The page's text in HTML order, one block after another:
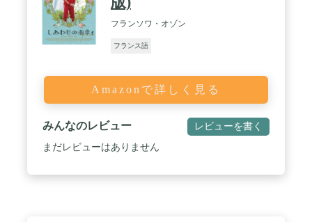
フランソワ・オゾン
フランス語
Amazonで詳しく見る
みんなのレビュー レビューを書く
まだレビューはありません